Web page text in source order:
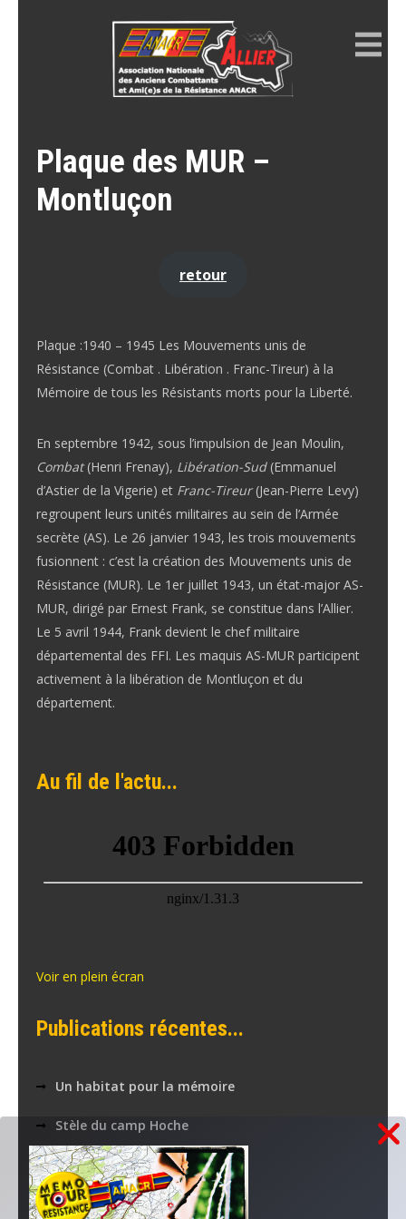
Plaque des MUR –
Montluçon
retour
Plaque :1940 – 1945 Les Mouvements unis de
Résistance (Combat . Libération . Franc-Tireur) à la
Mémoire de tous les Résistants morts pour la Liberté.
En septembre 1942, sous l’impulsion de Jean Moulin,
Combat(Henri Frenay), Libération-Sud(Emmanuel
d’Astier de la Vigerie) et Franc-Tireur(Jean-Pierre Levy)
regroupent leurs unités militaires au sein de l’Armée
secrète (AS). Le 26 janvier 1943, les trois mouvements
fusionnent : c’est la création des Mouvements unis de
Résistance (MUR). Le 1er juillet 1943, un état-major AS-
MUR, dirigé par Ernest Frank, se constitue dans l’Allier.
Le 5 avril 1944, Frank devient le chef militaire
départemental des FFI. Les maquis AS-MUR participent
activement à la libération de Montluçon et du
département.
Au fil de l'actu...
Voir en plein écran
Publications récentes...
Un habitat pour la mémoire
Stèle du camp Hoche
Collecte coopérative
la PAIX à l’agenda